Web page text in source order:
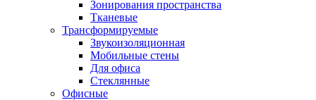
Зонирования пространства
Тканевые
Трансформируемые
Звукоизоляционная
Мобильные стены
Для офиса
Стеклянные
Офисные